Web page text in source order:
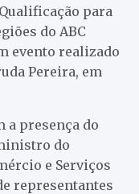
para
do ABC
evento realizado
Pereira, em
a presença do
do
e Serviços
representantes